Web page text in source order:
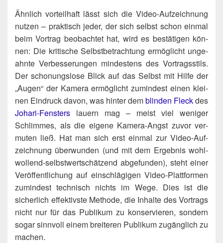
Ähn­lich vor­teil­haft lässt sich die Video-Auf­zeich­nung
nut­zen – prak­tisch jeder, der sich selbst schon ein­mal
beim Vor­trag beob­ach­tet hat, wird es bestä­ti­gen kön­
nen: Die kri­ti­sche Selbst­be­trach­tung ermög­licht unge­
ahn­te Ver­bes­se­run­gen min­des­tens des Vor­trags­stils.
Der scho­nungs­lo­se Blick auf das Selbst mit Hil­fe der
„Augen“ der Kame­ra ermög­licht zumin­dest einen klei­
nen Ein­druck davon, was hin­ter demblin­den Fleckdes
Joh­a­ri-Fens­ters lau­ern mag – meist viel weni­ger
Schlim­mes, als die eige­ne Kame­ra-Angst zuvor ver­
mu­ten ließ. Hat man sich erst ein­mal zur Video-Auf­
zeich­nung über­wun­den (und mit dem Ergeb­nis wohl­
wol­lend-selbst­wert­schät­zend abge­fun­den), steht einer
Ver­öf­fent­li­chung auf ein­schlä­gi­gen Video-Platt­for­men
zumin­dest tech­nisch nichts im Wege. Dies ist die
sicher­lich effek­tivs­te Metho­de, die Inhal­te des Vor­trags
nicht nur für das Publi­kum zu kon­ser­vie­ren, son­dern
sogar sinn­voll einem brei­te­ren Publi­kum zugäng­lich zu
machen.